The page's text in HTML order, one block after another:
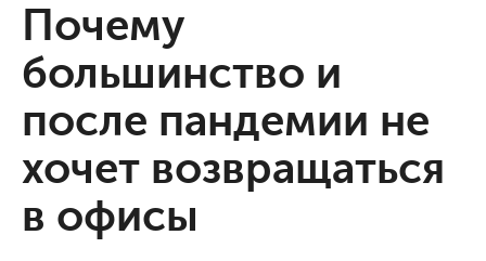
Почему
большинство и
после пандемии не
хочет возвращаться
в офисы